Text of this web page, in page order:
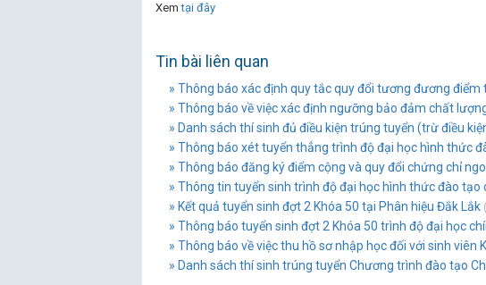
Xemtại đây
Tin bài liên quan
» Thông báo xác định quy tắc quy đổi tương đương điểm
» Thông báo về việc xác định ngưỡng bảo đảm chất
» Danh sách thí sinh đủ điều kiện trúng tuyển (trừ điều
» Thông báo xét tuyển thẳng trình độ đại học hình thức
» Thông báo đăng ký điểm cộng và quy đổi chứng chỉ
» Thông tin tuyển sinh trình độ đại học hình thức đào tạo
» Kết quả tuyển sinh đợt 2 Khóa 50 tại Phân hiệu Đắk Lắk
» Thông báo tuyển sinh đợt 2 Khóa 50 trình độ đại học
» Thông báo về việc thu hồ sơ nhập học đối với sinh viên
» Danh sách thí sinh trúng tuyển Chương trình đào tạo